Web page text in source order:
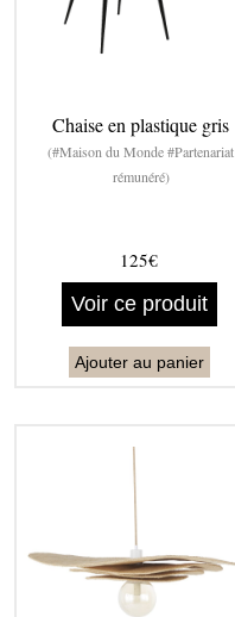
Chaise en plastique gris
(#Maison du Monde #Partenariat
rémunéré)
125€
Voir ce produit
Ajouter au panier